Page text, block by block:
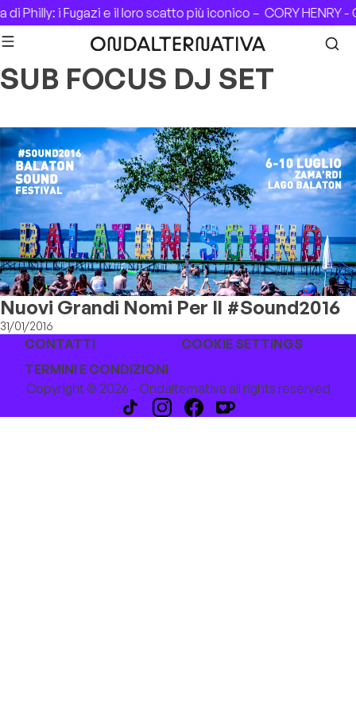
Skip to content
Philly: i Fugazi e il loro scatto più iconico – CORY HENRY
SUB FOCUS DJ SET
Nuovi Grandi Nomi Per Il #Sound2016
31/01/2016
CONTATTI
COOKIE SETTINGS
TERMINI E CONDIZIONI
Copyright © 2026 - Ondalternativa all rights reserved